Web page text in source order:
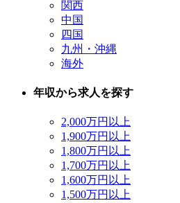
関西
中国
四国
九州・沖縄
海外
年収から求人を探す
2,000万円以上
1,900万円以上
1,800万円以上
1,700万円以上
1,600万円以上
1,500万円以上